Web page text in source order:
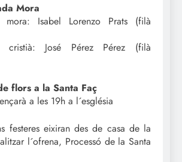
Mora
mora: Isabel Lorenzo Prats (filà
cristià: José Pérez Pérez (filà
flors a la Santa Faç
a les 19h a l´església
festeres eixiran des de casa de la
l´ofrena, Processó de la Santa